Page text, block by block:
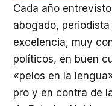
Cada año
abogado,
excelencia, muy
políticos, en buen
«pelos en la
pro y en contra de